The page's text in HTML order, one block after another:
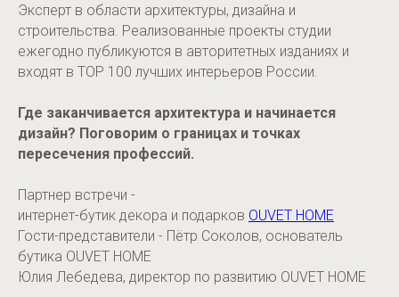
Эксперт в области архитектуры, дизайна и
строительства. Реализованные проекты студии
ежегодно публикуются в авторитетных изданиях и
входят в TOP 100 лучших интерьеров России.
Где заканчивается архитектура и начинается
дизайн? Поговорим о границах и точках
пересечения профессий.
Партнер встречи -
интернет-бутик декора и подарков OUVET HOME
Гости-представители - Пётр Соколов, основатель
бутика OUVET HOME
Юлия Лебедева, директор по развитию OUVET HOME